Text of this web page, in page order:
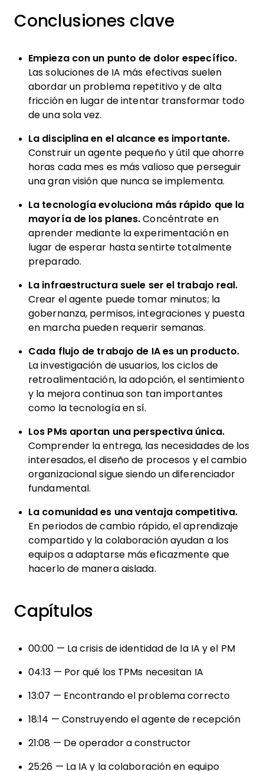
Conclusiones clave
Empieza con un punto de dolor específico.
Las soluciones de IA más efectivas suelen
abordar un problema repetitivo y de alta
fricción en lugar de intentar transformar todo
de una sola vez.
La disciplina en el alcance es importante.
Construir un agente pequeño y útil que ahorre
horas cada mes es más valioso que perseguir
una gran visión que nunca se implementa.
La tecnología evoluciona más rápido que la
mayoría de los planes. Concéntrate en
aprender mediante la experimentación en
lugar de esperar hasta sentirte totalmente
preparado.
La infraestructura suele ser el trabajo real.
Crear el agente puede tomar minutos; la
gobernanza, permisos, integraciones y puesta
en marcha pueden requerir semanas.
Cada flujo de trabajo de IA es un producto.
La investigación de usuarios, los ciclos de
retroalimentación, la adopción, el sentimiento
y la mejora continua son tan importantes
como la tecnología en sí.
Los PMs aportan una perspectiva única.
Comprender la entrega, las necesidades de los
interesados, el diseño de procesos y el cambio
organizacional sigue siendo un diferenciador
fundamental.
La comunidad es una ventaja competitiva.
En periodos de cambio rápido, el aprendizaje
compartido y la colaboración ayudan a los
equipos a adaptarse más eficazmente que
hacerlo de manera aislada.
Capítulos
00:00 — La crisis de identidad de la IA y el PM
04:13 — Por qué los TPMs necesitan IA
13:07 — Encontrando el problema correcto
18:14 — Construyendo el agente de recepción
21:08 — De operador a constructor
25:26 — La IA y la colaboración en equipo